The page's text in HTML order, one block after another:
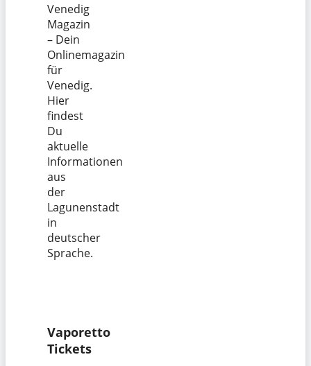
Venedig
Magazin
– Dein
Onlinemagazin
für
Venedig.
Hier
findest
Du
aktuelle
Informationen
aus
der
Lagunenstadt
in
deutscher
Sprache.
Vaporetto
Tickets